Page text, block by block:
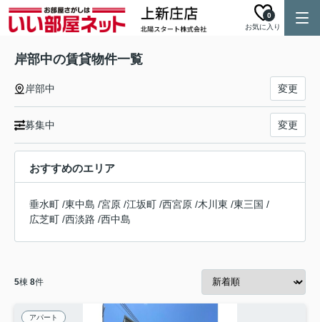
お気に入り
0
岸部中の賃貸物件一覧
岸部中 変更
募集中 変更
おすすめのエリア
垂水町 /東中島 /宮原 /江坂町 /西宮原 /木川東 /東三国 /
広芝町 /西淡路 /西中島
5棟 8件
アパート